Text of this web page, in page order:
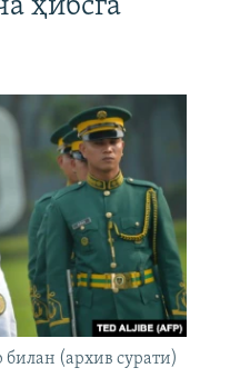
ҳибсга
билан (архив сурати)